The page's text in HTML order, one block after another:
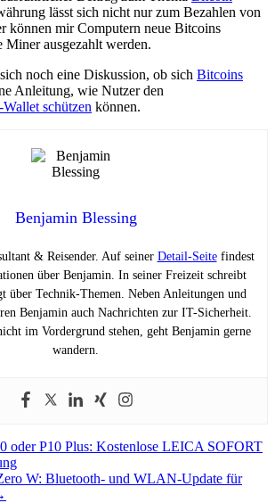
lässt sich nicht nur zum Bezahlen von
können mir Computern neue Bitcoins
Miner ausgezahlt werden.
noch eine Diskussion, ob sich Bitcoins
Anleitung, wie Nutzer den
schützen können.
Benjamin Blessing
& Reisender. Auf seiner Detail-Seitefindest
über Benjamin. In seiner Freizeit schreibt
über Technik-Themen. Neben Anleitungen und
Benjamin auch Nachrichten zur IT-Sicherheit.
im Vordergrund stehen, geht Benjamin gerne
wandern.
oder P10 Plus: Kostenlose LEICA SOFORT
W: Bluetooth- und WLAN-Update für